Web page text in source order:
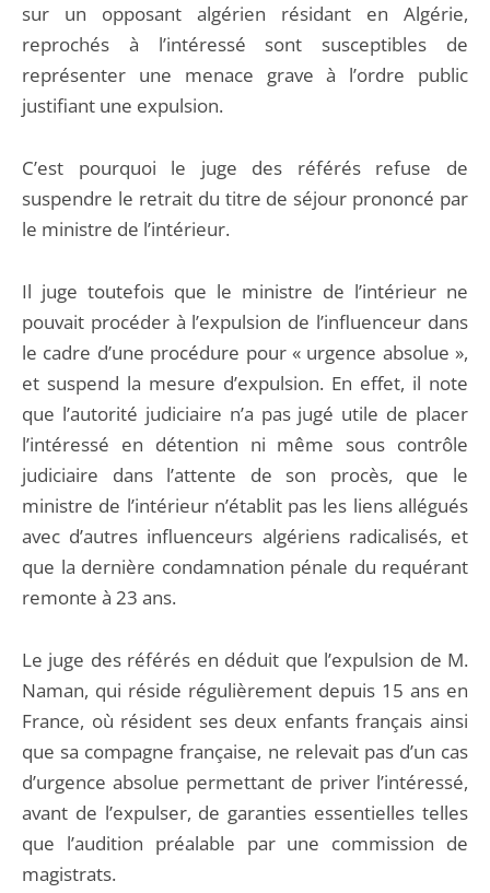
sur un opposant algérien résidant en Algérie,
reprochés à l’intéressé sont susceptibles de
représenter une menace grave à l’ordre public
justifiant une expulsion.
C’est pourquoi le juge des référés refuse de
suspendre le retrait du titre de séjour prononcé par
le ministre de l’intérieur.
Il juge toutefois que le ministre de l’intérieur ne
pouvait procéder à l’expulsion de l’influenceur dans
le cadre d’une procédure pour « urgence absolue »,
et suspend la mesure d’expulsion. En effet, il note
que l’autorité judiciaire n’a pas jugé utile de placer
l’intéressé en détention ni même sous contrôle
judiciaire dans l’attente de son procès, que le
ministre de l’intérieur n’établit pas les liens allégués
avec d’autres influenceurs algériens radicalisés, et
que la dernière condamnation pénale du requérant
remonte à 23 ans.
Le juge des référés en déduit que l’expulsion de M.
Naman, qui réside régulièrement depuis 15 ans en
France, où résident ses deux enfants français ainsi
que sa compagne française, ne relevait pas d’un cas
d’urgence absolue permettant de priver l’intéressé,
avant de l’expulser, de garanties essentielles telles
que l’audition préalable par une commission de
magistrats.